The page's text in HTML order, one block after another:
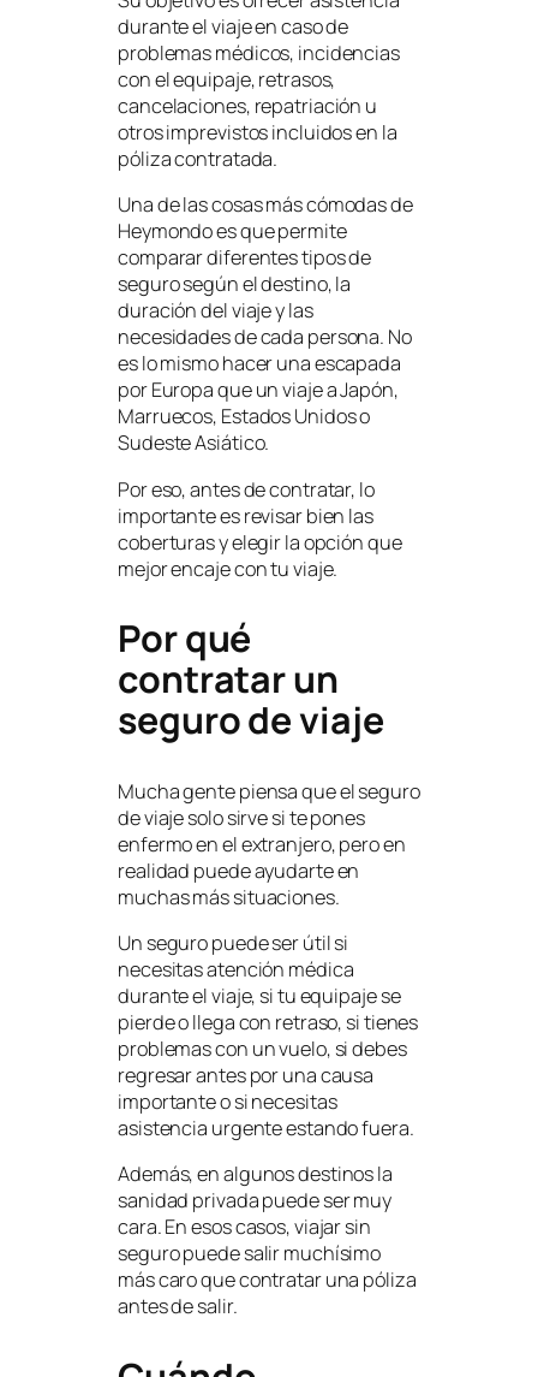
durante el viaje en caso de
problemas médicos, incidencias
con el equipaje, retrasos,
cancelaciones, repatriación u
otros imprevistos incluidos en la
póliza contratada.
Una de las cosas más cómodas de
Heymondo es que permite
comparar diferentes tipos de
seguro según el destino, la
duración del viaje y las
necesidades de cada persona. No
es lo mismo hacer una escapada
por Europa que un viaje a Japón,
Marruecos, Estados Unidos o
Sudeste Asiático.
Por eso, antes de contratar, lo
importante es revisar bien las
coberturas y elegir la opción que
mejor encaje con tu viaje.
Por qué
contratar un
seguro de viaje
Mucha gente piensa que el seguro
de viaje solo sirve si te pones
enfermo en el extranjero, pero en
realidad puede ayudarte en
muchas más situaciones.
Un seguro puede ser útil si
necesitas atención médica
durante el viaje, si tu equipaje se
pierde o llega con retraso, si tienes
problemas con un vuelo, si debes
regresar antes por una causa
importante o si necesitas
asistencia urgente estando fuera.
Además, en algunos destinos la
sanidad privada puede ser muy
cara. En esos casos, viajar sin
seguro puede salir muchísimo
más caro que contratar una póliza
antes de salir.